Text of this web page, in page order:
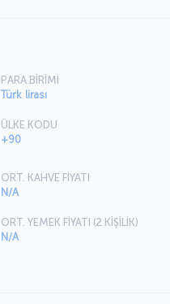
PARA BİRİMİ
Türk lirası
ÜLKE KODU
+90
ORT. KAHVE FİYATI
N/A
ORT. YEMEK FİYATI (2 KİŞİLİK)
N/A